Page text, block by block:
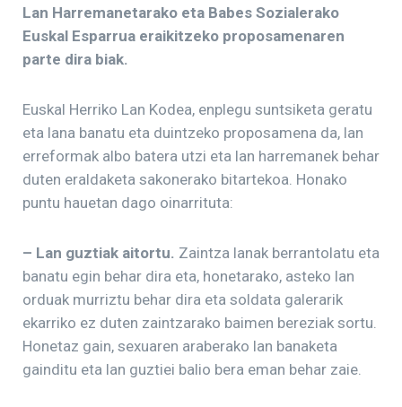
Lan Harremanetarako eta Babes Sozialerako
Euskal Esparrua eraikitzeko proposamenaren
parte dira biak.
Euskal Herriko Lan Kodea, enplegu suntsiketa geratu
eta lana banatu eta duintzeko proposamena da, lan
erreformak albo batera utzi eta lan harremanek behar
duten eraldaketa sakonerako bitartekoa. Honako
puntu hauetan dago oinarrituta:
– Lan guztiak aitortu. Zaintza lanak berrantolatu eta
banatu egin behar dira eta, honetarako, asteko lan
orduak murriztu behar dira eta soldata galerarik
ekarriko ez duten zaintzarako baimen bereziak sortu.
Honetaz gain, sexuaren araberako lan banaketa
gainditu eta lan guztiei balio bera eman behar zaie.